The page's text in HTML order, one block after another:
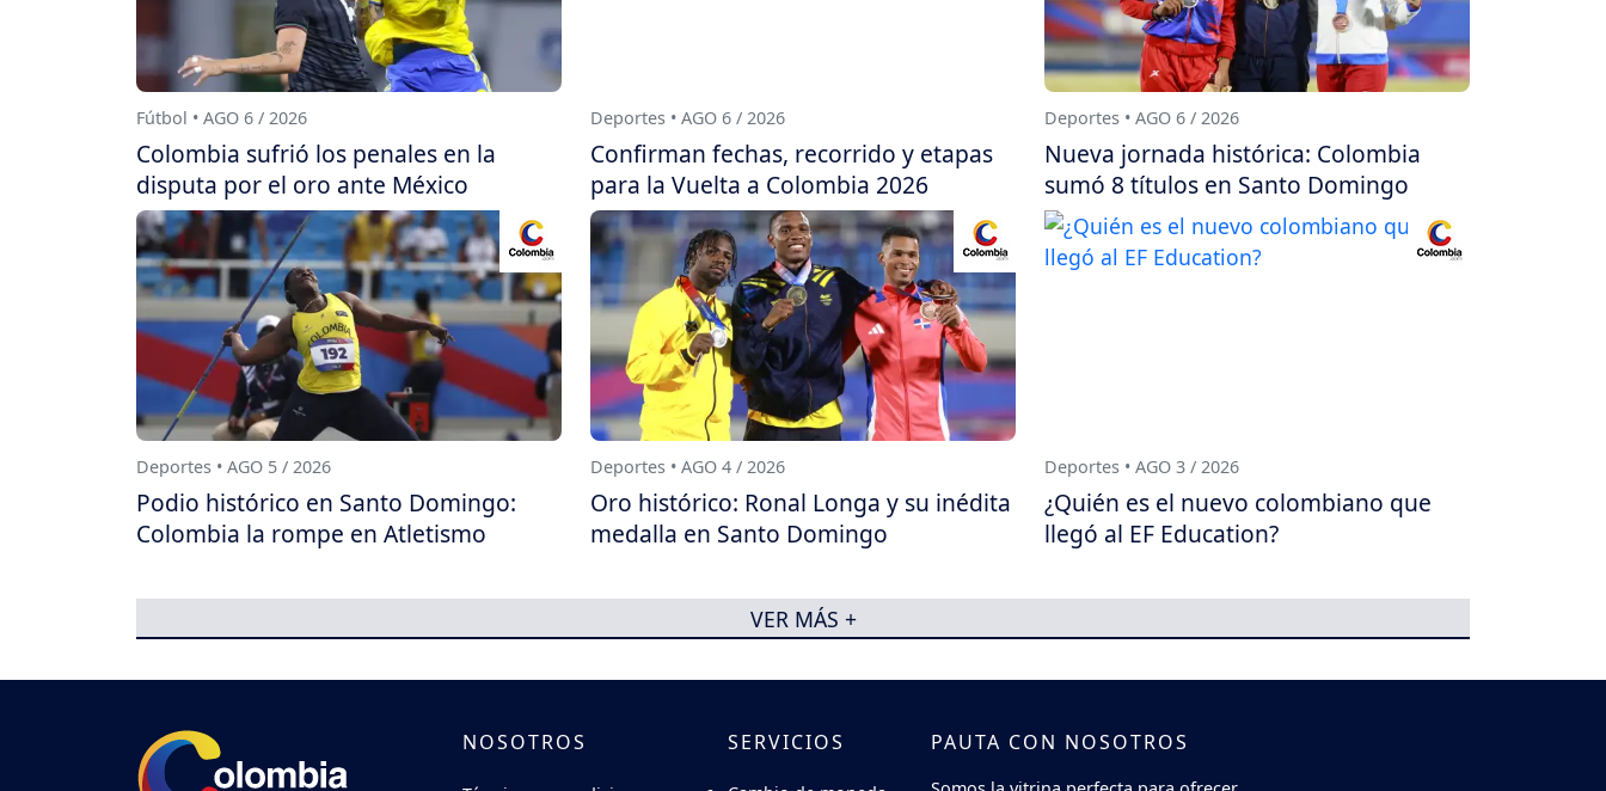
Fútbol • AGO 6 / 2026
Colombia sufrió los penales en la
disputa por el oro ante México
Deportes • AGO 6 / 2026
Confirman fechas, recorrido y etapas
para la Vuelta a Colombia 2026
Deportes • AGO 6 / 2026
Nueva jornada histórica: Colombia
sumó 8 títulos en Santo Domingo
Deportes • AGO 5 / 2026
Podio histórico en Santo Domingo:
Colombia la rompe en Atletismo
Deportes • AGO 4 / 2026
Oro histórico: Ronal Longa y su inédita
medalla en Santo Domingo
Deportes • AGO 3 / 2026
¿Quién es el nuevo colombiano que
llegó al EF Education?
VER MÁS +
NOSOTROS SERVICIOS PAUTA CON NOSOTROS